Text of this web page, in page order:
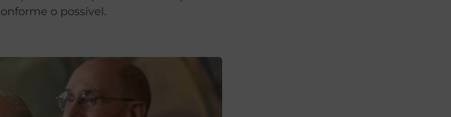
o possível.